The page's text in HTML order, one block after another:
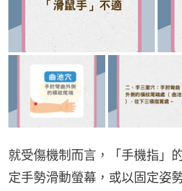
就受傷機制而言，「手機指」
定手勢滑動螢幕，或以固定姿